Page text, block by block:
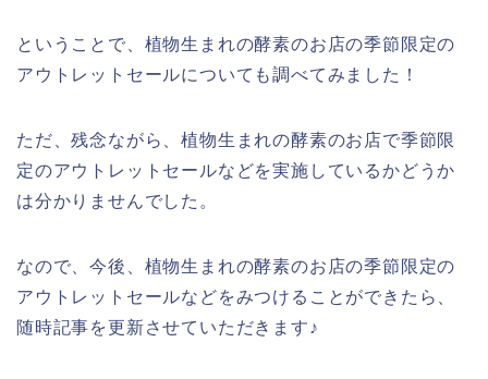
ということで、植物生まれの酵素のお店の季節限定の
アウトレットセールについても調べてみました！
ただ、残念ながら、植物生まれの酵素のお店で季節限
定のアウトレットセールなどを実施しているかどうか
は分かりませんでした。
なので、今後、植物生まれの酵素のお店の季節限定の
アウトレットセールなどをみつけることができたら、
随時記事を更新させていただきます♪